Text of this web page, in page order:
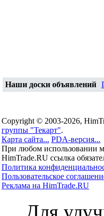
Наши доски объявлений
Copyright © 2003-2026,
группы "Текарт".
Карта сайта... PDA-версия...
При любом использовании
HimTrade.RU ссылка
Политика
Пользовательское
Реклама на HimTrade.RU